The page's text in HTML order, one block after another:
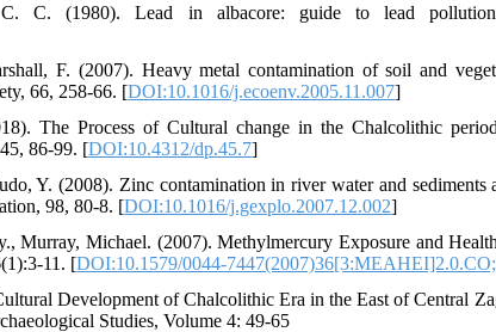
C. (1980). Lead in albacore: guide to lead pollution
F. (2007). Heavy metal contamination of soil and
66, 258-66. [DOI:10.1016/j.ecoenv.2005.11.007]
The Process of Cultural change in the Chalcolithic
86-99. [DOI:10.4312/dp.45.7]
Y. (2008). Zinc contamination in river water and sediments
98, 80-8. [DOI:10.1016/j.gexplo.2007.12.002]
Murray, Michael. (2007). Methylmercury Exposure and
11. [DOI:10.1579/0044-
Development of Chalcolithic Era in the East of Central
Studies, Volume 4: 49-65